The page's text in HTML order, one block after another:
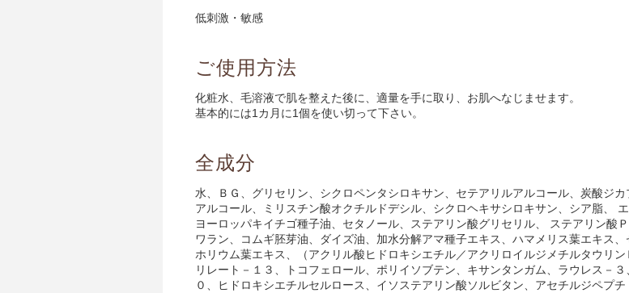
低刺激・敏感
ご使用方法
化粧水、毛溶液で肌を整えた後に、適量を手に取り、お肌へなじませます。
基本的には1カ月に1個を使い切って下さい。
全成分
水、ＢＧ、グリセリン、シクロペンタシロキサン、セテアリルアルコール、炭酸ジ
アルコール、ミリスチン酸オクチルドデシル、シクロヘキサシロキサン、シア脂、
ヨーロッパキイチゴ種子油、セタノール、ステアリン酸グリセリル、 ステアリン酸
ワラン、コムギ胚芽油、ダイズ油、加水分解アマ種子エキス、ハマメリス葉エキス
ホリウム葉エキス、（アクリル酸ヒドロキシエチル／アクリロイルジメチルタウリ
リレート－１３、トコフェロール、ポリイソブテン、キサンタンガム、ラウレス－
０、ヒドロキシエチルセルロース、イソステアリン酸ソルビタン、アセチルジペプ